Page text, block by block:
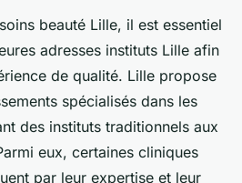
beauté Lille, il est essentiel
adresses instituts Lille afin
de qualité. Lille propose
spécialisés dans les
des instituts traditionnels aux
eux, certaines cliniques
par leur expertise et leur